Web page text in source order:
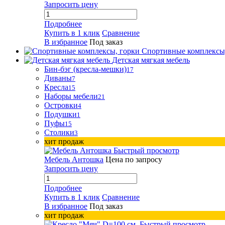
Запросить цену
Подробнее
Купить в 1 клик Сравнение
В избранное Под заказ
Спортивные
Детская мягкая мебель
Бин-бэг (кресла-мешки)17
Диваны7
Кресла15
Наборы мебели21
Островки4
Подушки1
Пуфы15
Столики3
хит продаж
Быстрый просмотр
Мебель Антошка Цена по запросу
Запросить цену
Подробнее
Купить в 1 клик Сравнение
В избранное Под заказ
хит продаж